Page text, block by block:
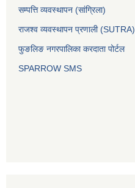
सम्पत्ति व्यवस्थापन (सांग्रिला)
राजश्व व्यवस्थापन प्रणाली (SUTRA)
फुङलिङ नगरपालिका करदाता पोर्टल
SPARROW SMS